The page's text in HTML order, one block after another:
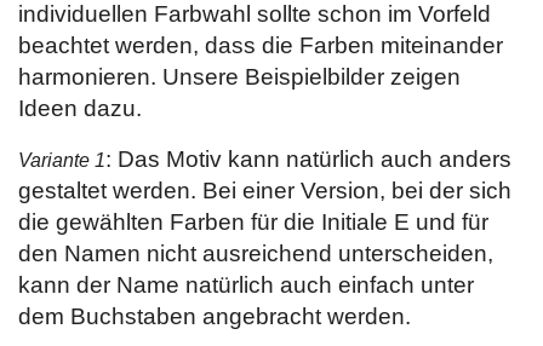
individuellen Farbwahl sollte schon im Vorfeld
beachtet werden, dass die Farben miteinander
harmonieren. Unsere Beispielbilder zeigen
Ideen dazu.
Variante 1: Das Motiv kann natürlich auch anders
gestaltet werden. Bei einer Version, bei der sich
die gewählten Farben für die Initiale E und für
den Namen nicht ausreichend unterscheiden,
kann der Name natürlich auch einfach unter
dem Buchstaben angebracht werden.